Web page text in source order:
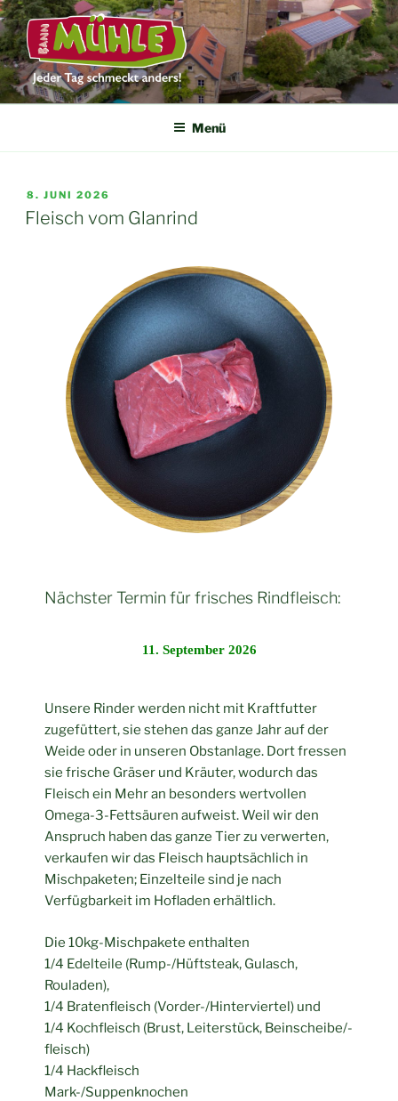
DIE BANNMÜHLE
Jeder Tag schmeckt anders
Menü
8. JUNI 2026
Fleisch vom Glanrind
Nächster Termin für frisches Rindfleisch:
11. September 2026
Unsere Rinder werden nicht mit Kraftfutter
zugefüttert, sie stehen das ganze Jahr auf der
Weide oder in unseren Obstanlage. Dort fressen
sie frische Gräser und Kräuter, wodurch das
Fleisch ein Mehr an besonders wertvollen
Omega-3-Fettsäuren aufweist. Weil wir den
Anspruch haben das ganze Tier zu verwerten,
verkaufen wir das Fleisch hauptsächlich in
Mischpaketen; Einzelteile sind je nach
Verfügbarkeit im Hofladen erhältlich.
Die 10kg-Mischpakete enthalten
1/4 Edelteile (Rump-/Hüftsteak, Gulasch,
Rouladen),
1/4 Bratenfleisch (Vorder-/Hinterviertel) und
1/4 Kochfleisch (Brust, Leiterstück, Beinscheibe/-
fleisch)
1/4 Hackfleisch
Mark-/Suppenknochen